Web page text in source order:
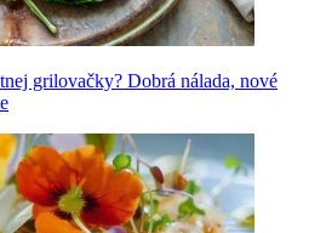
grilovačky? Dobrá nálada, nové